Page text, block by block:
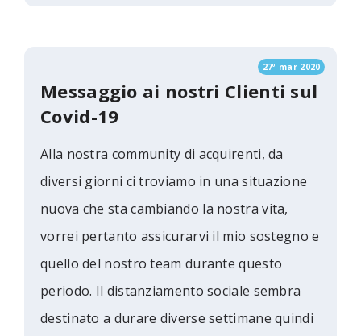
27º mar 2020
Messaggio ai nostri Clienti sul
Covid-19
Alla nostra community di acquirenti, da
diversi giorni ci troviamo in una situazione
nuova che sta cambiando la nostra vita,
vorrei pertanto assicurarvi il mio sostegno e
quello del nostro team durante questo
periodo. Il distanziamento sociale sembra
destinato a durare diverse settimane quindi